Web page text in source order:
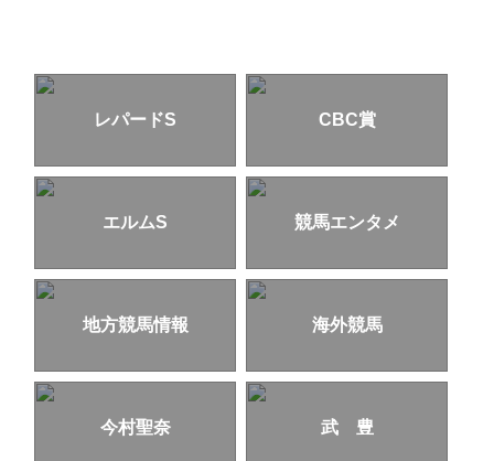
レパードS CBC賞
エルムS 競馬エンタメ
地方競馬情報 海外競馬
今村聖奈 武 豊